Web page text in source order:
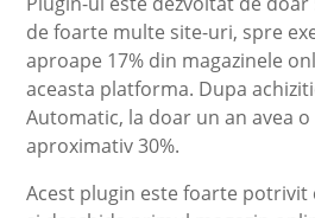
de foarte multe site-uri, spre
aproape 17% din magazinele
aceasta platforma. Dupa
Automatic, la doar un an avea
aproximativ 30%.
Acest plugin este foarte potrivit